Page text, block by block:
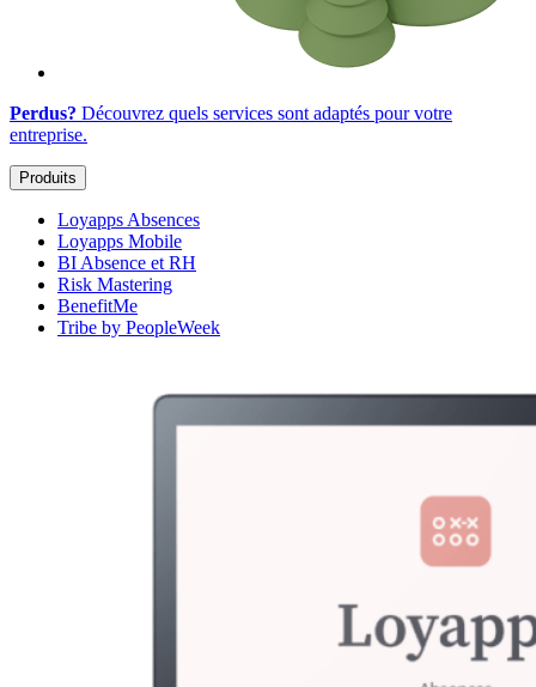
Perdus? Découvrez quels services sont adaptés pour votre
entreprise.
Produits
Loyapps Absences
Loyapps Mobile
BI Absence et RH
Risk Mastering
BenefitMe
Tribe by PeopleWeek